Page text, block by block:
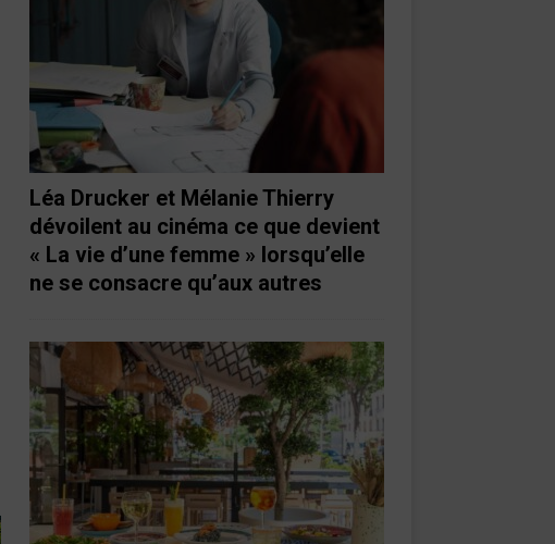
Léa Drucker et Mélanie Thierry
dévoilent au cinéma ce que devient
« La vie d’une femme » lorsqu’elle
ne se consacre qu’aux autres